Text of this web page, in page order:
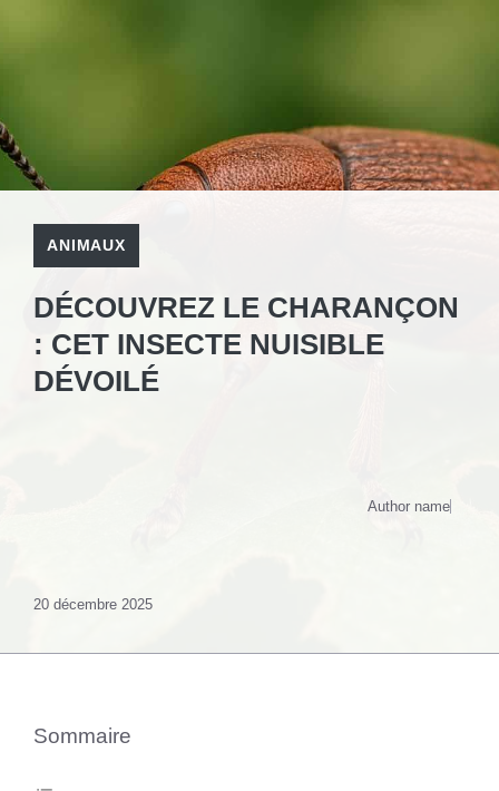
ANIMAUX
DÉCOUVREZ LE CHARANÇON
: CET INSECTE NUISIBLE
DÉVOILÉ
Author name
20 décembre 2025
Sommaire